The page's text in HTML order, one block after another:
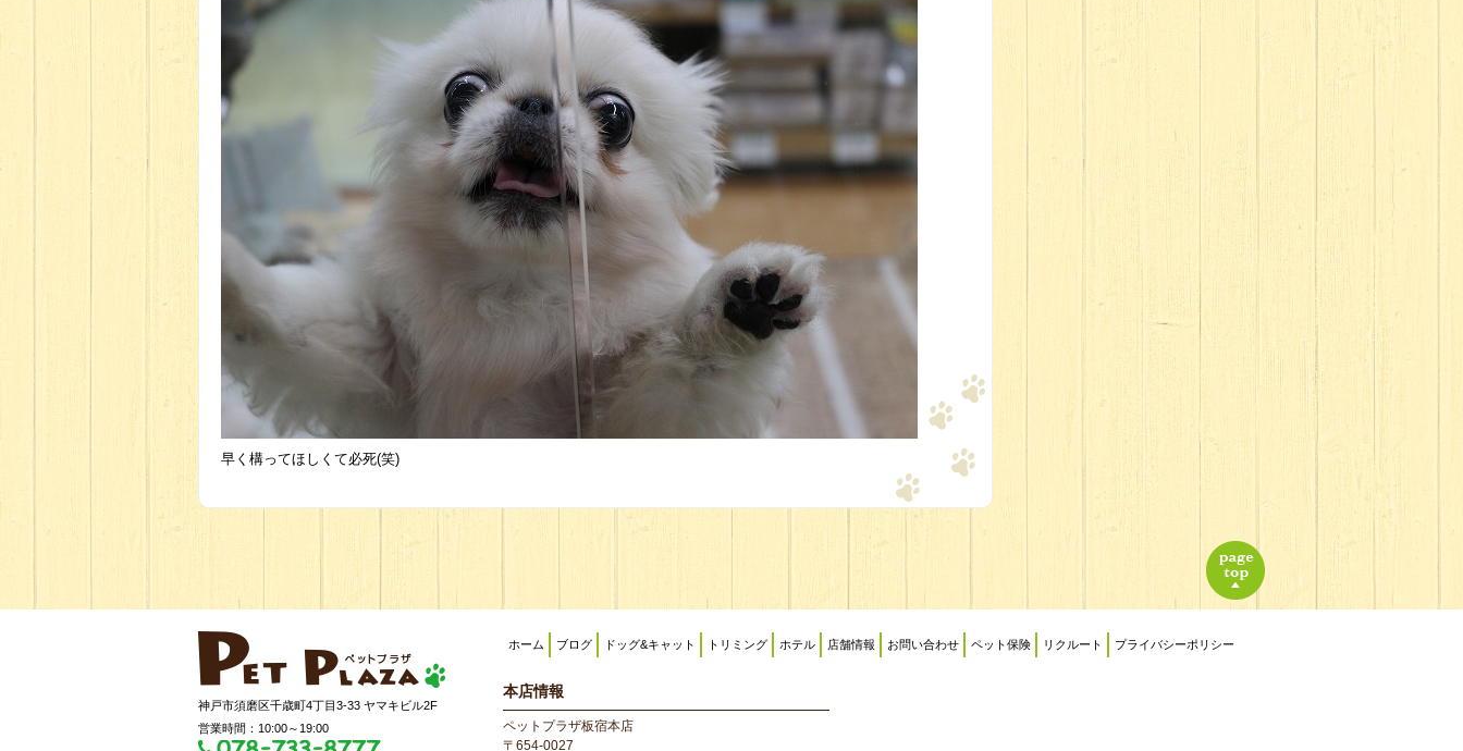
早く構ってほしくて必死(笑)
神戸市須磨区千歳町4丁目3-33 ヤマキビル2F
営業時間：10:00～19:00
ホーム ブログ ドッグ&キャット トリミング ホテル 店舗情報 お問い合わせ ペット保険 リクルート プライバシーポリシー
本店情報
ペットプラザ板宿本店
〒654-0027